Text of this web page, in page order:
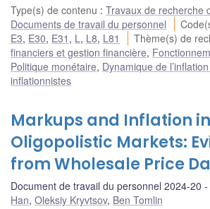
Type(s) de contenu : Travaux de recherche
Documents de travail du personnel
E3, E30, E31 , L , L8, L81 Thème(s) de
financiers et gestion financière,
Politique monétaire, Dynamique de
inflationnistes
Markups and Inflation in
Oligopolistic Markets:
from Wholesale Price
Document de travail du personnel 2024-20
Han, Oleksiy Kryvtsov, Ben Tomlin